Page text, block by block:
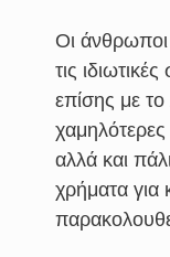
Οι
τις
επίσης με το
αλλά και
χρήματα